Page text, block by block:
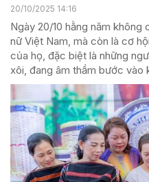
20/10/2025 14:16
Ngày 20/10 hằng năm
nữ Việt Nam, mà còn là cơ
của họ, đặc biệt là những
xôi, đang âm thầm bước vào